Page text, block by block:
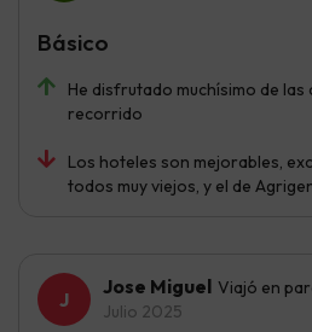
He disfrutado muchísimo de las
recorrido
Los hoteles son mejorables,
todos muy viejos, y el de
Básico
Jose Miguel Viajó en
Julio 2025